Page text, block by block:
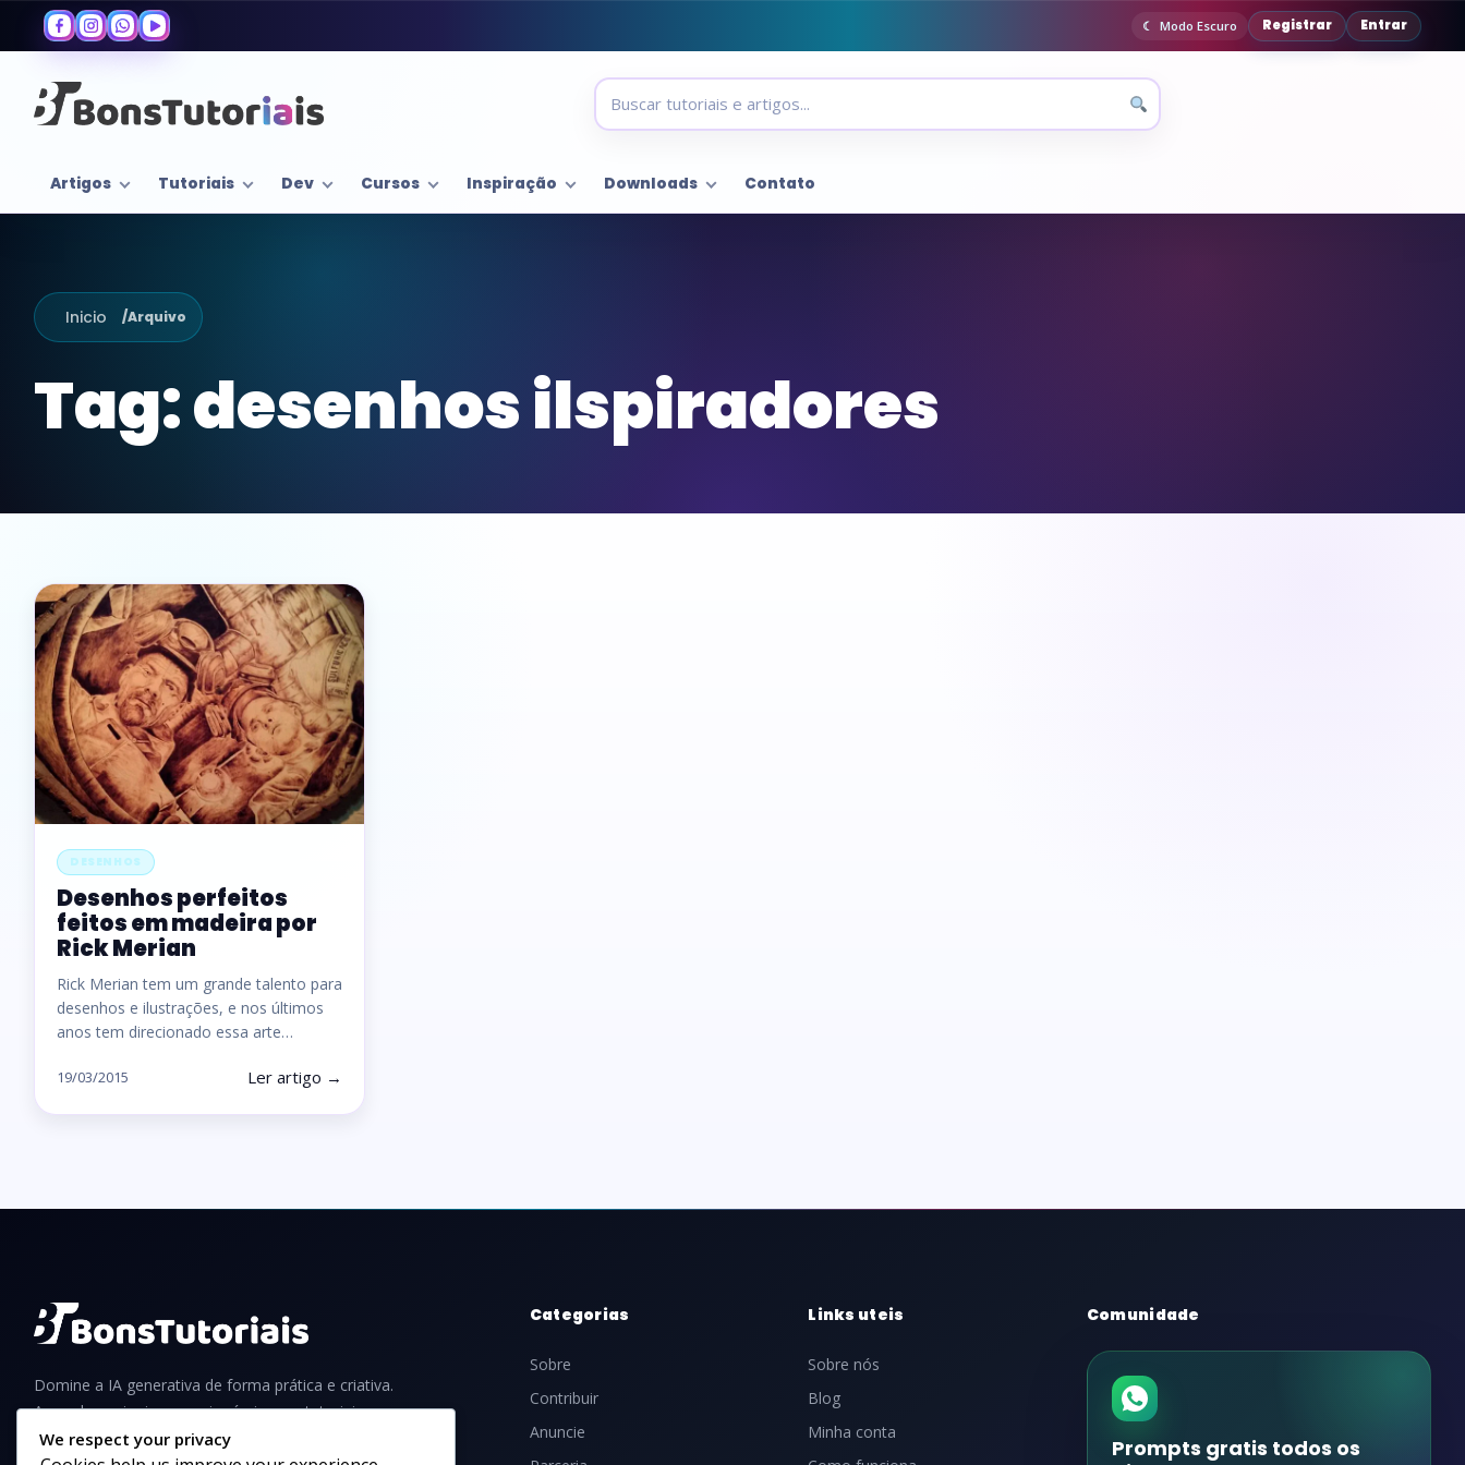
Modo Escuro Registrar Entrar
Artigos Tutoriais Dev Cursos Inspiração Downloads Contato
Inicio /Arquivo
Tag:desenhos ilspiradores
DESENHOS
Desenhos perfeitos
feitos em madeira por
Rick Merian
Rick Merian tem um grande talento para
desenhos e ilustrações, e nos últimos
anos tem direcionado essa arte…
19/03/2015 Ler artigo →
Domine a IA generativa de forma prática e criativa.
Aprenda a criar imagens incríveis com tutoriais,
guias e dicas para iniciantes e profissionais.
Categorias
Sobre
Contribuir
Anuncie
Links uteis
Sobre nós
Blog
Minha conta
Comunidade
Prompts gratis todos os
We respect your privacy